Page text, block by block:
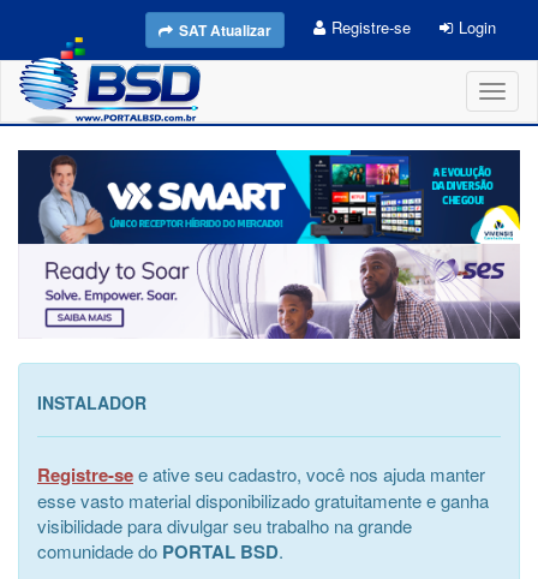
SAT Atualizar Registre-se Login
INSTALADOR
Registre-see ative seu cadastro, você nos ajuda manter
esse vasto material disponibilizado gratuitamente e ganha
visibilidade para divulgar seu trabalho na grande
comunidade do PORTAL BSD.